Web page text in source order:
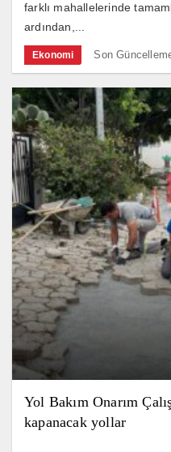
farklı mahallelerinde
ardından,...
Ekonomi Son
Yol Bakım Onarım
kapanacak yollar